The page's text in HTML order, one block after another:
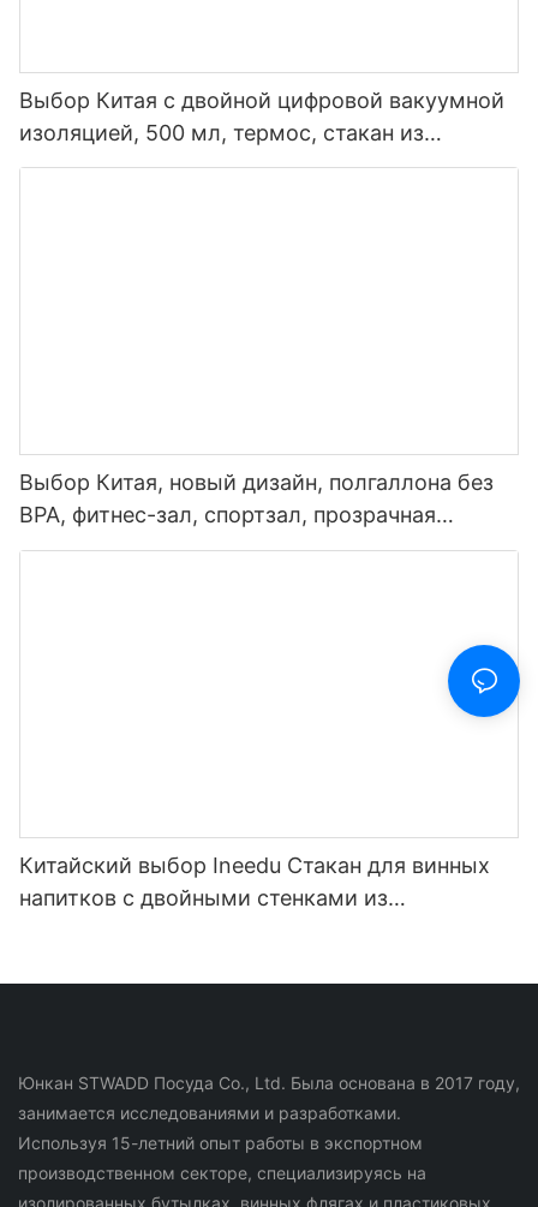
Выбор Китая с двойной цифровой вакуумной
изоляцией, 500 мл, термос, стакан из
нержавеющей стали, умная бутылка для
Выбор Китая, новый дизайн, полгаллона без
BPA, фитнес-зал, спортзал, прозрачная
пластиковая мотивационная бутылка для
Китайский выбор Ineedu Стакан для винных
напитков с двойными стенками из
Юнкан STWADD Посуда Co., Ltd. Была основана в 2017 году,
занимается исследованиями и разработками.
Используя 15-летний опыт работы в экспортном
производственном секторе, специализируясь на
изолированных бутылках, винных флягах и пластиковых